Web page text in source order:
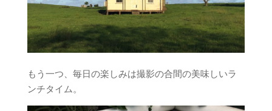
もう一つ、毎日の楽しみは撮影の合間の美味しいラ
ンチタイム。